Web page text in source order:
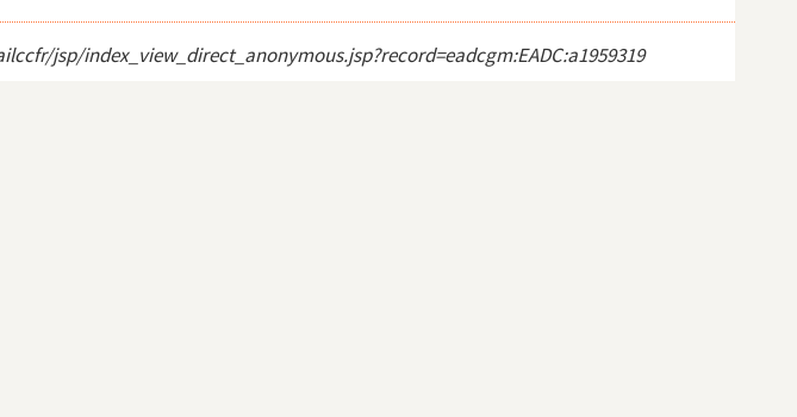
jsp/index_view_direct_anonymous.jsp?record=eadcgm:EADC:a1959319